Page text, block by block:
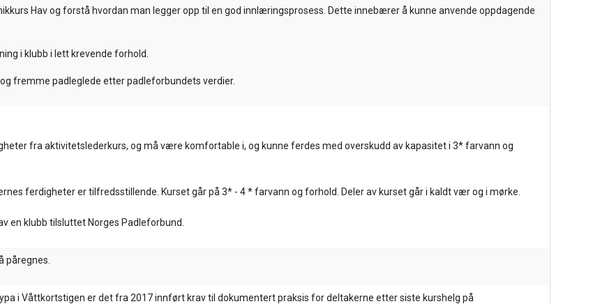
Hav og forstå hvordan man legger opp til en god innlæringsprosess. Dette innebærer å kunne anvende oppdagende
i klubb i lett krevende forhold.
fremme padleglede etter padleforbundets verdier.
fra aktivitetslederkurs, og må være komfortable i, og kunne ferdes med overskudd av kapasitet i 3* farvann og
ferdigheter er tilfredsstillende. Kurset går på 3* - 4 * farvann og forhold. Deler av kurset går i kaldt vær og i mørke.
en klubb tilsluttet Norges Padleforbund.
påregnes.
i Våttkortstigen er det fra 2017 innført krav til dokumentert praksis for deltakerne etter siste kurshelg på